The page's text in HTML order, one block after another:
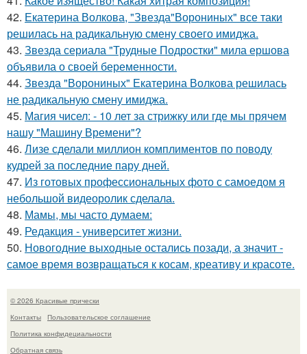
42. Екатерина Волкова, "Звезда"Ворониных" все таки
решилась на радикальную смену своего имиджа.
43. Звезда сериала "Трудные Подростки" мила ершова
объявила о своей беременности.
44. Звезда "Ворониных" Екатерина Волкова решилась
не радикальную смену имиджа.
45. Магия чисел: - 10 лет за стрижку или где мы прячем
нашу "Машину Времени"?
46. Лизе сделали миллион комплиментов по поводу
кудрей за последние пару дней.
47. Из готовых профессиональных фото с самоедом я
небольшой видеоролик сделала.
48. Мамы, мы часто думаем:
49. Редакция - университет жизни.
50. Новогодние выходные остались позади, а значит -
самое время возвращаться к косам, креативу и красоте.
© 2026 Красивые прически
Контакты
Пользовательское соглашение
Политика конфидециальности
Обратная связь